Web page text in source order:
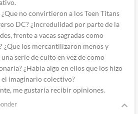
no convirtieron a los Teen Titans
DC? ¿Incredulidad por parte de la
frente a vacas sagradas como
¿Que los mercantilizaron menos y
serie de culto en vez de como
¿Habia algo en ellos que los hizo
el imaginario colectivo?
me gustaría recibir opiniones.